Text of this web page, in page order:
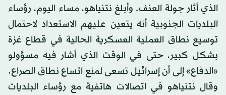
الذي أثار جولة العنف. وأبلغ نتنياهو، مساء اليوم، رؤساء
البلديات الجنوبية أنه يتعين عليهم الاستعداد لاحتمال
توسيع نطاق العملية العسكرية الحالية في قطاع غزة
بشكل كبير، حتى في الوقت الذي أشار فيه مسؤولو
«الدفاع» إلى أن إسرائيل تسعى لمنع اتساع نطاق الصراع.
وقال نتنياهو في اتصالات هاتفية مع رؤساء البلديات